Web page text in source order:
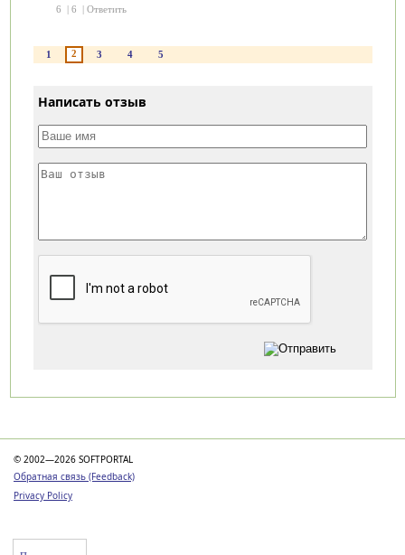
6
| 6 | Ответить
1 2 3 4 5
Написать отзыв
© 2002—2026 SOFTPORTAL
Обратная связь (Feedback)
Privacy Policy